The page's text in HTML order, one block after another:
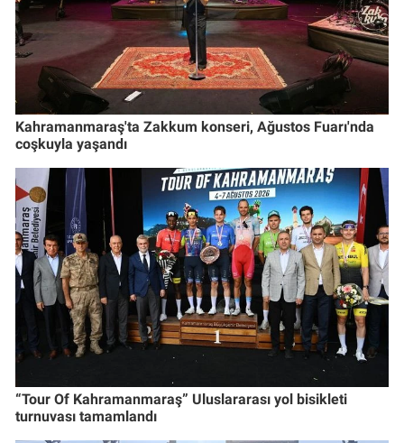
Kahramanmaraş'ta Zakkum konseri, Ağustos Fuarı'nda
coşkuyla yaşandı
“Tour Of Kahramanmaraş” Uluslararası yol bisikleti
turnuvası tamamlandı